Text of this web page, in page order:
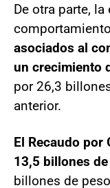
De otra parte,
asociados al
un crecimiento
por 26,3
anterior.
El Recaudo por
13,5 billones
billones de